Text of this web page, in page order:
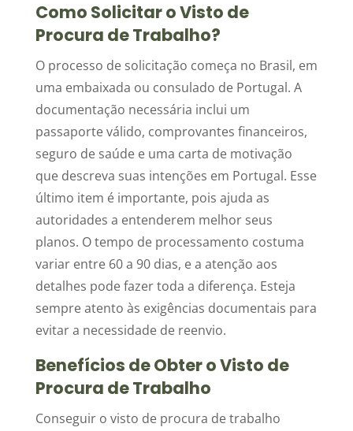
Como Solicitar o Visto de
Procura de Trabalho?
O processo de solicitação começa no Brasil, em
uma embaixada ou consulado de Portugal. A
documentação necessária inclui um
passaporte válido, comprovantes financeiros,
seguro de saúde e uma carta de motivação
que descreva suas intenções em Portugal. Esse
último item é importante, pois ajuda as
autoridades a entenderem melhor seus
planos. O tempo de processamento costuma
variar entre 60 a 90 dias, e a atenção aos
detalhes pode fazer toda a diferença. Esteja
sempre atento às exigências documentais para
evitar a necessidade de reenvio.
Benefícios de Obter o Visto de
Procura de Trabalho
Conseguir o visto de procura de trabalho